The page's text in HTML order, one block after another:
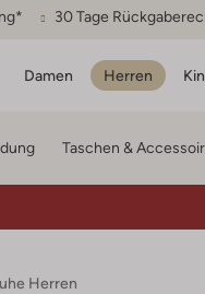
30 Tage
Damen Herren
Taschen &
Herren